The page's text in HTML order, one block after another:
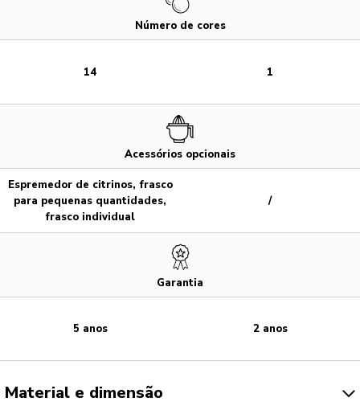
Número de cores
Acessórios opcionais
Garantia
14
Espremedor de citrinos, frasco
para pequenas quantidades,
frasco individual
5 anos
1
/
2 anos
Material e dimensão